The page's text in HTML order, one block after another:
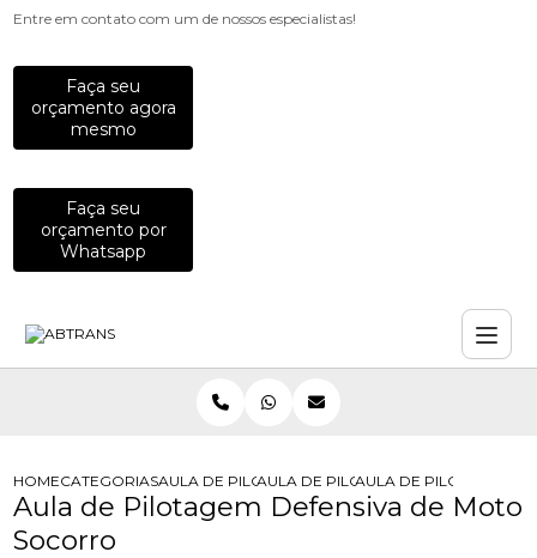
Entre em contato com um de nossos especialistas!
Faça seu
orçamento agora
mesmo
Faça seu
orçamento por
Whatsapp
HOMECATEGORIASAULA DE PILOTAGEMAULA DE PILOTAGEM DEFENSIVA DE
AULA DE PILOTAGEM
Aula de Pilotagem Defensiva de Moto
Socorro